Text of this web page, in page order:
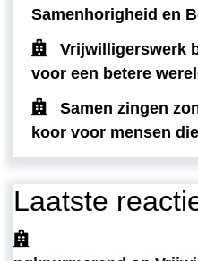
Samenhorigheid en
Vrijwilligerswerk
voor een betere
Samen zingen
koor voor mensen
Laatste